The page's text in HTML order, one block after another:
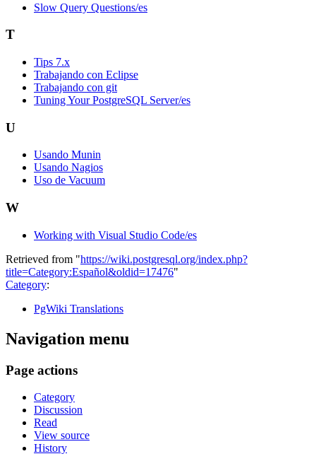
Slow Query Questions/es
T
Tips 7.x
Trabajando con Eclipse
Trabajando con git
Tuning Your PostgreSQL Server/es
U
Usando Munin
Usando Nagios
Uso de Vacuum
W
Working with Visual Studio Code/es
Retrieved from "https://wiki.postgresql.org/index.php?
title=Category:Español&oldid=17476"
Category:
PgWiki Translations
Navigation menu
Page actions
Category
Discussion
Read
View source
History